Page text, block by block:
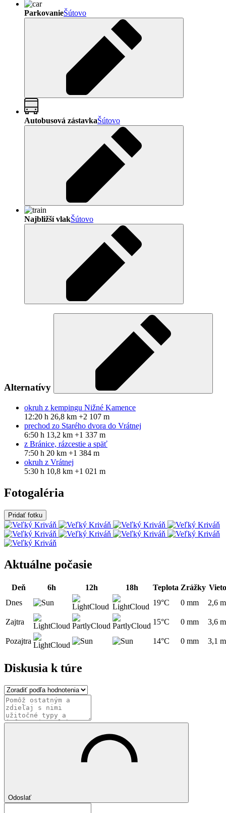
ParkovanieŠútovo
Autobusová zástavkaŠútovo
Najbližší vlakŠútovo
Alternatívy
okruh z kempingu Nižné Kamence
12:20 h 26,8 km +2 107 m
prechod zo Starého dvora do Vrátnej
6:50 h 13,2 km +1 337 m
z Bránice, rázcestie a späť
7:50 h 20 km +1 384 m
okruh z Vrátnej
5:30 h 10,8 km +1 021 m
Fotogaléria
Pridať fotku
Aktuálne počasie
Deň 6h 12h 18h Teplota Zrážky
Dnes
19°C 0 mm 2,6
Zajtra 15°C 0 mm 3,6
Pozajtra 14°C 0 mm 3,1
Diskusia k túre
Odoslať